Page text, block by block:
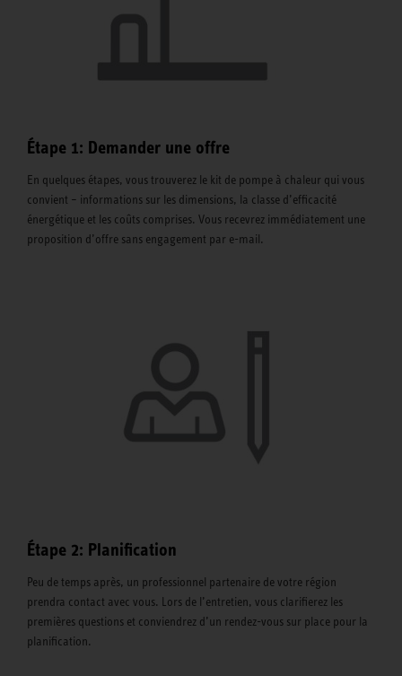
Étape 1: Demander une offre
En quelques étapes, vous trouverez le kit de pompe à chaleur qui vous
convient – informations sur les dimensions, la classe d’efficacité
énergétique et les coûts comprises. Vous recevrez immédiatement une
proposition d’offre sans engagement par e-mail.
Étape 2: Planification
Peu de temps après, un professionnel partenaire de votre région
prendra contact avec vous. Lors de l’entretien, vous clarifierez les
premières questions et conviendrez d’un rendez-vous sur place pour la
planification.